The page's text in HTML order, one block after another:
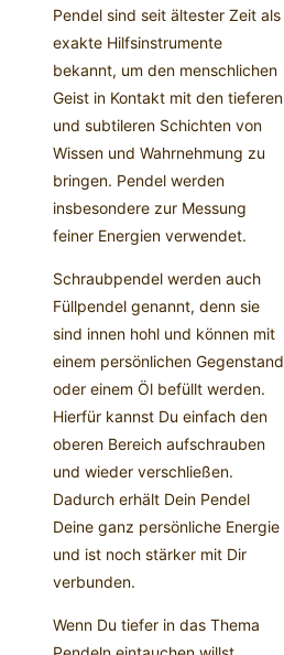
Pendel sind seit ältester Zeit als
exakte Hilfsinstrumente
bekannt, um den menschlichen
Geist in Kontakt mit den tieferen
und subtileren Schichten von
Wissen und Wahrnehmung zu
bringen. Pendel werden
insbesondere zur Messung
feiner Energien verwendet.
Schraubpendel werden auch
Füllpendel genannt, denn sie
sind innen hohl und können mit
einem persönlichen Gegenstand
oder einem Öl befüllt werden.
Hierfür kannst Du einfach den
oberen Bereich aufschrauben
und wieder verschließen.
Dadurch erhält Dein Pendel
Deine ganz persönliche Energie
und ist noch stärker mit Dir
verbunden.
Wenn Du tiefer in das Thema